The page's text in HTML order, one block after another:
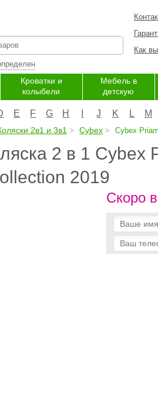
Как
Кроватки и
колыбели
Мебель в
детскую
E F G H J K L M
2в1 и 3в1 Cybex Cybex
2 в 1
2019
Скоро